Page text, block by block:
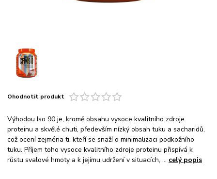
Ohodnotit produkt
Výhodou Iso 90 je, kromě obsahu vysoce kvalitního zdroje
proteinu a skvělé chuti, především nízký obsah tuku a sacharidů,
což ocení zejména ti, kteří se snaží o minimalizaci podkožního
tuku. Příjem toho vysoce kvalitního zdroje proteinu přispívá k
růstu svalové hmoty a k jejímu udržení v situacích, ... celý popis